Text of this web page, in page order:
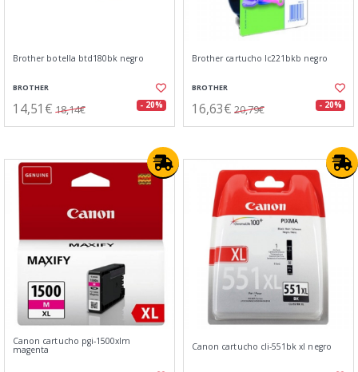
Brother botella btd180bk negro
BROTHER
14,51€ 18,14€ - 20%
Brother cartucho lc221bkb negro
BROTHER
16,63€ 20,79€ - 20%
Canon cartucho pgi-1500xlm
magenta Canon cartucho cli-551bk xl negro